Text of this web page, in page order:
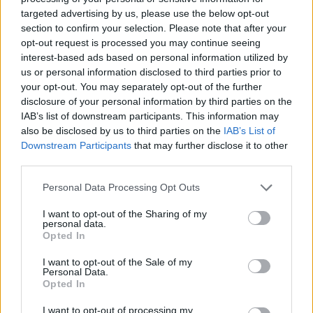
targeted advertising by us, please use the below opt-out
section to confirm your selection. Please note that after your
opt-out request is processed you may continue seeing
interest-based ads based on personal information utilized by
us or personal information disclosed to third parties prior to
your opt-out. You may separately opt-out of the further
disclosure of your personal information by third parties on the
IAB’s list of downstream participants. This information may
also be disclosed by us to third parties on the IAB’s List of
Downstream Participants that may further disclose it to other
Please note that this website/app uses one or more Google
not limited to your visit or usage behaviour. You may click to
grant or deny consent to Google and its third-party tags to
use your data for below specified purposes in below Google
consent section.
Personal Data Processing Opt Outs
I want to opt-out of the Sharing of my
personal data.
Opted In
I want to opt-out of the Sale of my
Personal Data.
Opted In
I want to opt-out of processing my
torneo rappresenta comunque un banco di prova
importante: un episodio significativo in più che
potrebbe, con gli anni, alimentare una rivalità
solida e riconosciuta.
In campo, oggi, saranno i numeri e le giocate a
parlare: tragolprestazioni in nazionalee la
capacità di incidere nelle partite chiave si
misurerà la sostanza di un confronto che ha tutti
i presupposti per crescere, ma che ha ancora
alla pari di quella che per due decenni ha
contraddistinto il calcio moderno.